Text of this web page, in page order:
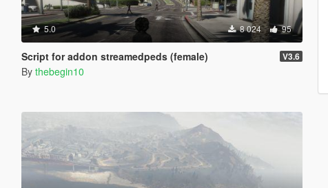
5.0 8 024 95
Script for addon streamedpeds (female) V3.6
By thebegin10